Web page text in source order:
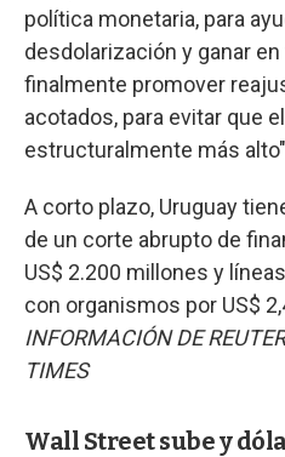
política monetaria, para
desdolarización y ganar
finalmente promover
acotados, para evitar que
estructuralmente más
A corto plazo, Uruguay
de un corte abrupto de
US$ 2.200 millones y
con organismos por US$
INFORMACIÓN DE
TIMES
Wall Street sube y